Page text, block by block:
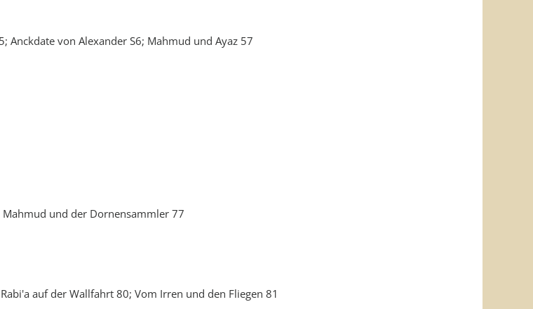
Anckdate von Alexander S6; Mahmud und Ayaz 57
und der Dornensammler 77
auf der Wallfahrt 80; Vom Irren und den Fliegen 81